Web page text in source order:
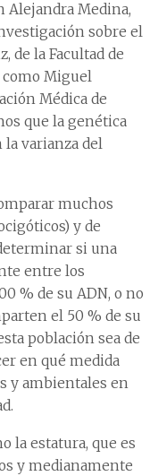
Medina,
sobre el
de la Facultad de
como Miguel
Médica de
que la genética
varianza del
muchos
y de
si una
entre los
% de su ADN, o no
el 50 % de su
población sea de
en qué medida
y ambientales en
la estatura, que es
y medianamente